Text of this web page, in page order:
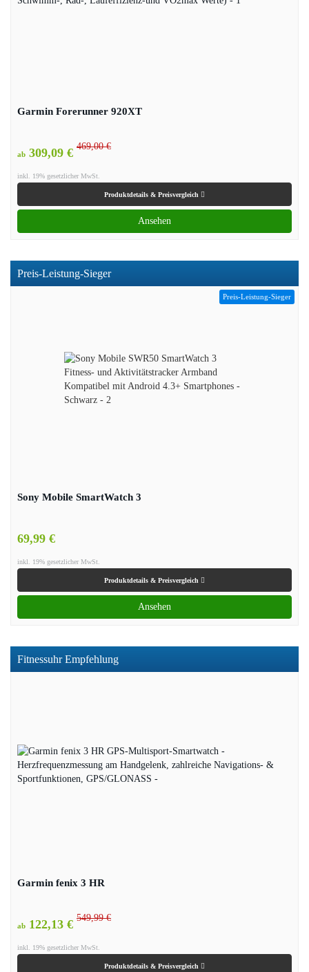
Garmin Forerunner 920XT
ab 309,09 € 469,00 €
inkl. 19% gesetzlicher MwSt.
Produktdetails & Preisvergleich
Ansehen
Preis-Leistung-Sieger
Preis-Leistung-Sieger
Sony Mobile SmartWatch 3
69,99 €
inkl. 19% gesetzlicher MwSt.
Produktdetails & Preisvergleich
Ansehen
Fitnessuhr Empfehlung
Garmin fenix 3 HR
ab 122,13 € 549,99 €
inkl. 19% gesetzlicher MwSt.
Produktdetails & Preisvergleich